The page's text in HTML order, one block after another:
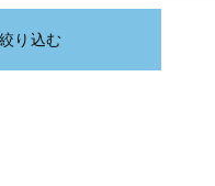
り込む
Library.